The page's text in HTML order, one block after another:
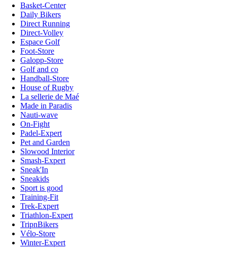
Basket-Center
Daily Bikers
Direct Running
Direct-Volley
Espace Golf
Foot-Store
Galopp-Store
Golf and co
Handball-Store
House of Rugby
La sellerie de Maé
Made in Paradis
Nauti-wave
On-Fight
Padel-Expert
Pet and Garden
Slowood Interior
Smash-Expert
Sneak'In
Sneakids
Sport is good
Training-Fit
Trek-Expert
Triathlon-Expert
TripnBikers
Vélo-Store
Winter-Expert